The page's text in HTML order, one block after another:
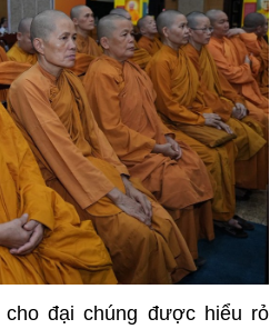
đại chúng được hiểu rỏ